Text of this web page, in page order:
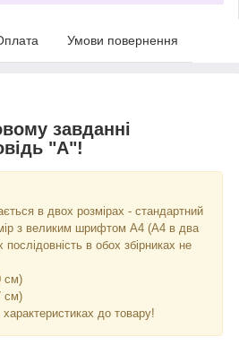
Умови повернення
завданні
"А"!
в двох розмірах - стандартний
з великим шрифтом А4 (А4 в два
в обох збірниках не
см)
см)
до товару!